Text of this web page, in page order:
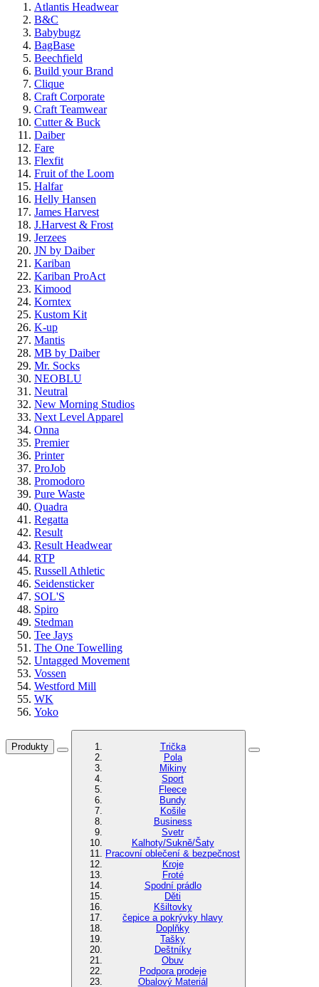
Atlantis Headwear
B&C
Babybugz
BagBase
Beechfield
Build your Brand
Clique
Craft Corporate
Craft Teamwear
Cutter & Buck
Daiber
Fare
Flexfit
Fruit of the Loom
Halfar
Helly Hansen
James Harvest
J.Harvest & Frost
Jerzees
JN by Daiber
Kariban
Kariban ProAct
Kimood
Korntex
Kustom Kit
K-up
Mantis
MB by Daiber
Mr. Socks
NEOBLU
Neutral
New Morning Studios
Next Level Apparel
Onna
Premier
Printer
ProJob
Promodoro
Pure Waste
Quadra
Regatta
Result
Result Headwear
RTP
Russell Athletic
Seidensticker
SOL'S
Spiro
Stedman
Tee Jays
The One Towelling
Untagged Movement
Vossen
Westford Mill
WK
Yoko
Produkty
Trička
Pola
Mikiny
Sport
Fleece
Bundy
Košile
Business
Svetr
Kalhoty/Sukně/Šaty
Pracovní oblečení & bezpečnost
Kroje
Froté
Spodní prádlo
Děti
Kšiltovky
čepice a pokrývky hlavy
Doplňky
Tašky
Deštníky
Obuv
Podpora prodeje
Obalový Materiál